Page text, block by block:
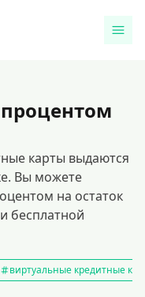
карты выдаются
Вы можете
на остаток
бесплатной
виртуальные кредитные